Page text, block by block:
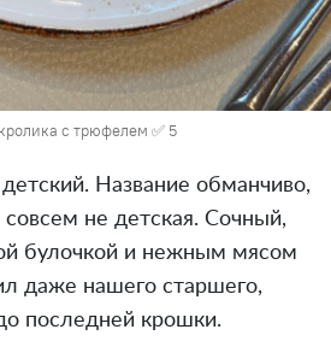
с трюфелем ✅ 5
Название обманчиво,
не детская. Сочный,
булочкой и нежным мясом
даже нашего старшего,
последней крошки.